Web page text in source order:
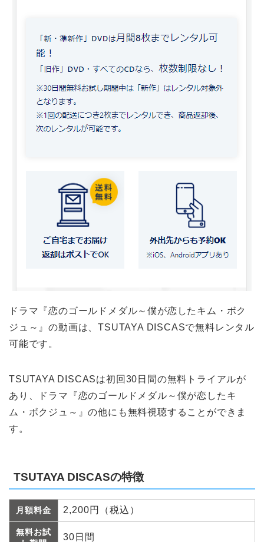
ドラマ『恋のゴールドメダル～僕が恋したキム・ボク
ジュ～』の動画は、TSUTAYA DISCASで無料レンタル
可能です。
TSUTAYA DISCASは初回30日間の無料トライアルが
あり、ドラマ『恋のゴールドメダル～僕が恋したキ
ム・ボクジュ～』の他にも無料視聴することができま
す。
TSUTAYA DISCASの特徴
月額料金 2,200円（税込）
無料お試
30日間